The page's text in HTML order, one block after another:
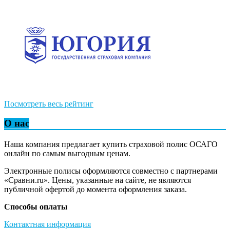
Посмотреть весь рейтинг
О нас
Наша компания предлагает купить страховой полис ОСАГО
онлайн по самым выгодным ценам.
Электронные полисы оформляются совместно с партнерами
«Сравни.ru». Цены, указанные на сайте, не являются
публичной офертой до момента оформления заказа.
Способы оплаты
Контактная информация